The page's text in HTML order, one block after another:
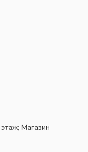
Магазин